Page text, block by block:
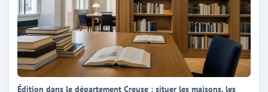
Édition dans le département Creuse : situer les maisons, les